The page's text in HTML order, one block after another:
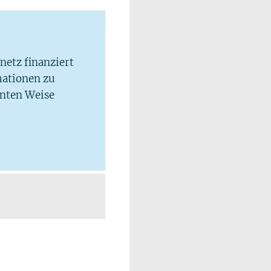
finanziert
zu
Weise